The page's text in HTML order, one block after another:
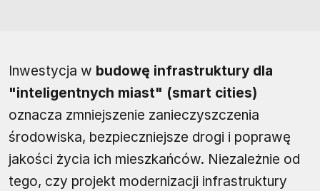
Inwestycja w budowę infrastruktury dla
"inteligentnych miast" (smart cities)
oznacza zmniejszenie zanieczyszczenia
środowiska, bezpieczniejsze drogi i poprawę
jakości życia ich mieszkańców. Niezależnie od
tego, czy projekt modernizacji infrastruktury